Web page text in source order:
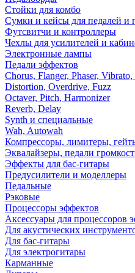
Стойки для комбо
Сумки и кейсы для педалей и
Футсвитчи и контроллеры
Чехлы для усилителей и
Электронные лампы
Педали эффектов
Chorus, Flanger, Phaser,
Distortion, Overdrive, Fuzz
Octaver, Pitch, Harmonizer
Reverb, Delay
Synth и специальные
Wah, Autowah
Компрессоры, лимитеры,
Эквалайзеры, педали
Эффекты для бас-гитары
Предусилители и моделлеры
Педальные
Рэковые
Процессоры эффектов
Аксессуары для процессоров
Для акустических
Для бас-гитары
Для электрогитары
Карманные